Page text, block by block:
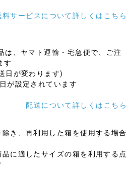
料サービスについて詳しくはこちら
、ヤマト運輸・宅急便で、ご注
す
日が変わります)
が設定されています
配送について詳しくはこちら
き、再利用した箱を使用する場合
に適したサイズの箱を利用する点